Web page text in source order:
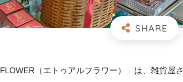
（エトゥアルフラワー）」は、雑貨屋さ